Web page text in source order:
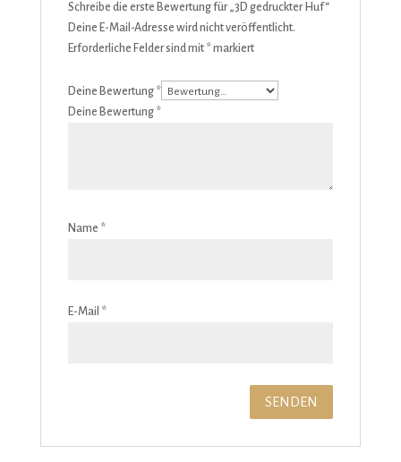
Schreibe die erste Bewertung für „3D gedruckter Huf“
Deine E-Mail-Adresse wird nicht veröffentlicht.
Erforderliche Felder sind mit *markiert
Deine Bewertung *
Deine Bewertung *
Name *
E-Mail *